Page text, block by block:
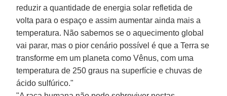
reduzir a quantidade de energia solar refletida de
volta para o espaço e assim aumentar ainda mais a
temperatura. Não sabemos se o aquecimento global
vai parar, mas o pior cenário possível é que a Terra se
transforme em um planeta como Vênus, com uma
temperatura de 250 graus na superfície e chuvas de
ácido sulfúrico."